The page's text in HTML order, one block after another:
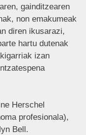
gainditzearen
non emakumeak
diren ikusarazi,
hartu dutenak
izan
Herschel
profesionala),
Bell.